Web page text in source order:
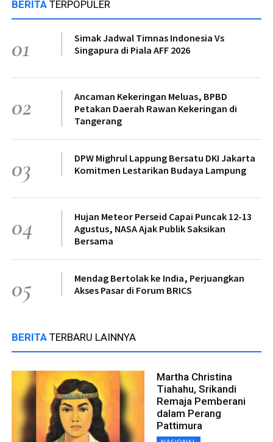
BERITA TERPOPULER
01
Simak Jadwal Timnas Indonesia Vs
Singapura di Piala AFF 2026
02
Ancaman Kekeringan Meluas, BPBD
Petakan Daerah Rawan Kekeringan di
Tangerang
03
DPW Mighrul Lappung Bersatu DKI Jakarta
Komitmen Lestarikan Budaya Lampung
04
Hujan Meteor Perseid Capai Puncak 12-13
Agustus, NASA Ajak Publik Saksikan
Bersama
05
Mendag Bertolak ke India, Perjuangkan
Akses Pasar di Forum BRICS
BERITA TERBARU LAINNYA
Martha Christina
Tiahahu, Srikandi
Remaja Pemberani
dalam Perang
Pattimura